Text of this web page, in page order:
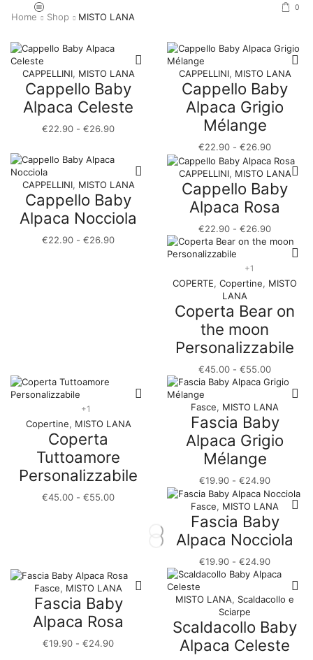
0
Home Shop MISTO LANA
CAPPELLINI, MISTO LANA
Cappello Baby
Alpaca Celeste
€22.90 - €26.90Fascia
da
€22.90
a
€26.90
CAPPELLINI, MISTO LANA
Cappello Baby
Alpaca Grigio
Mélange
€22.90 - €26.90Fascia
di
prezzo:
da
€22.90
a
CAPPELLINI, MISTO LANA
Cappello Baby
Alpaca Nocciola
€22.90 - €26.90Fascia
CAPPELLINI, MISTO LANA
Cappello Baby
Alpaca Rosa
€22.90 - €26.90Fascia
di
€22.90
+1
COPERTE, Copertine, MISTO
LANA
Coperta Bear on
the moon
Personalizzabile
€45.00 - €55.00Fascia
di
da
€45.00
a
€55.00
+1
Copertine, MISTO LANA
Coperta
Tuttoamore
Personalizzabile
€45.00 - €55.00Fascia
€55.00
Fasce, MISTO LANA
Fascia Baby
Alpaca Grigio
Mélange
€19.90 - €24.90Fascia
di
prezzo:
da
€19.90
a
Fasce, MISTO LANA
Fascia Baby
Alpaca Nocciola
€19.90 - €24.90Fascia
di
da
a
€24.90
Fasce, MISTO LANA
Fascia Baby
Alpaca Rosa
€19.90 - €24.90Fascia
MISTO LANA, Scaldacollo e
Sciarpe
Scaldacollo Baby
Alpaca Celeste